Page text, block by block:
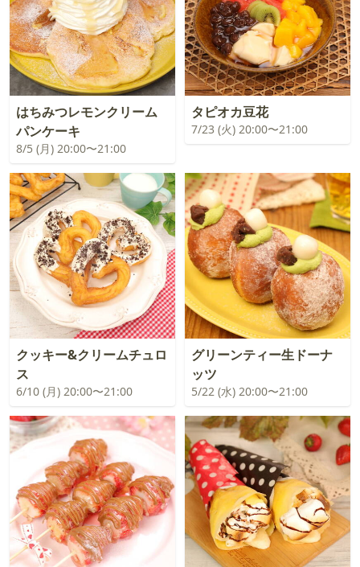
はちみつレモンクリーム
パンケーキ
8/5 (月) 20:00〜21:00
タピオカ豆花
7/23 (火) 20:00〜21:00
クッキー&クリームチュロ
ス
6/10 (月) 20:00〜21:00
グリーンティー生ドーナ
ッツ
5/22 (水) 20:00〜21:00